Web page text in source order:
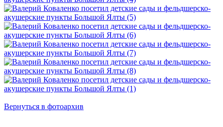
Вернуться в фотоархив